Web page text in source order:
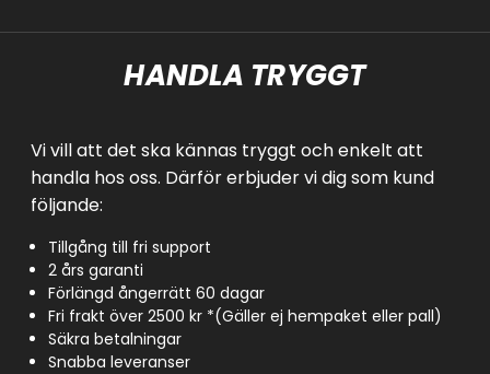
HANDLA TRYGGT
Vi vill att det ska kännas tryggt och enkelt att
handla hos oss. Därför erbjuder vi dig som kund
följande:
Tillgång till fri support
2 års garanti
Förlängd ångerrätt 60 dagar
Fri frakt över 2500 kr *(Gäller ej hempaket eller pall)
Säkra betalningar
Snabba leveranser